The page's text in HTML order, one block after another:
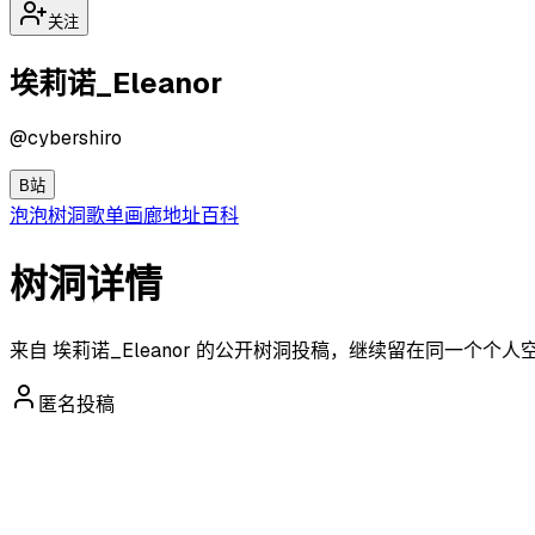
关注
埃莉诺_Eleanor
@cybershiro
B站
泡泡树洞歌单画廊地址百科
树洞详情
来自 埃莉诺_Eleanor 的公开树洞投稿，继续留在同一个个人
匿名投稿